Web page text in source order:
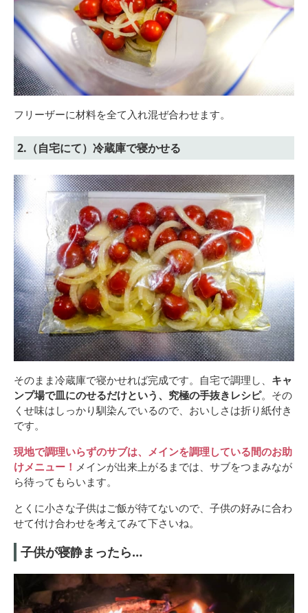
フリーザーに材料を全て入れ混ぜ合わせます。
2.（自宅にて）冷蔵庫で寝かせる
そのまま冷蔵庫で寝かせれば完成です。自宅で調理し、 キャ
ンプ場で皿にのせるだけという、究極の手抜きレシピ。その
くせ味はしっかり馴染んでいるので、おいしさは折り紙付き
です。
現地で調理いらずのサブは、メインを調理している間のお助
けメニュー！ メインが出来上がるまでは、サブをつまみなが
ら待ってもらいます。
とくに小さな子供はご飯が待てないので、子供の好みに合わ
せて付け合わせを考えてみて下さいね。
子供が寝静まったら…